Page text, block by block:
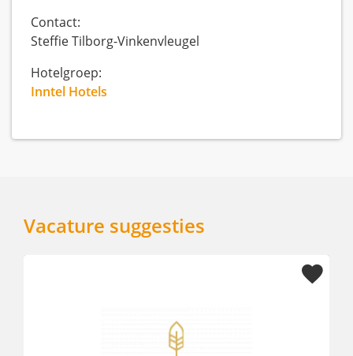
Contact:
Steffie Tilborg-Vinkenvleugel
Hotelgroep:
Inntel Hotels
Vacature suggesties